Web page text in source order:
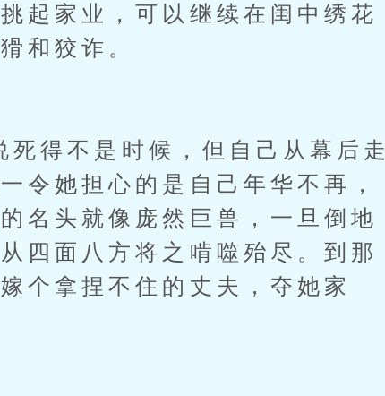
起家业，可以继续在闺中绣花
和狡诈。
得不是时候，但自己从幕后走
令她担心的是自己年华不再，
名头就像庞然巨兽，一旦倒地
四面八方将之啃噬殆尽。到那
个拿捏不住的丈夫，夺她家